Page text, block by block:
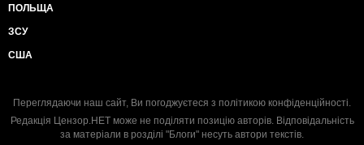
ПОЛЬЩА
ЗСУ
США
Переглядаючи наш сайт, Ви погоджуєтеся з політикою конфіденційності.
Редакція Цензор.НЕТ може не поділяти позицію авторів. Відповідальність
за матеріали в розділі "Блоги" несуть автори текстів.